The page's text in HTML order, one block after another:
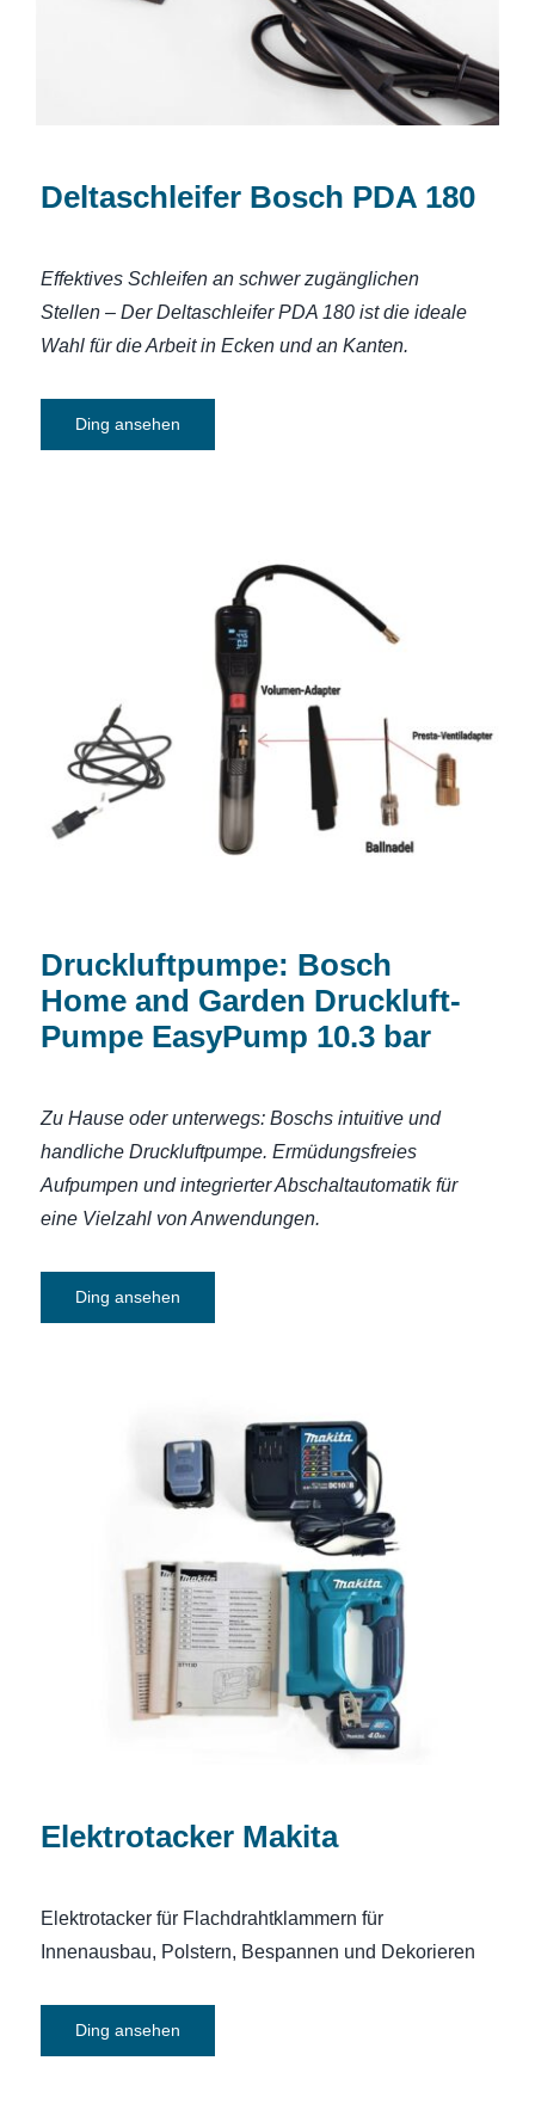
Deltaschleifer Bosch PDA 180
Effektives Schleifen an schwer zugänglichen
Stellen – Der Deltaschleifer PDA 180 ist die ideale
Wahl für die Arbeit in Ecken und an Kanten.
Ding ansehen
Druckluftpumpe: Bosch Home and
Garden Druckluft-Pumpe EasyPump
10.3 bar
Druckluftpumpe: Bosch
Home and Garden Druckluft-
Pumpe EasyPump 10.3 bar
Zu Hause oder unterwegs: Boschs intuitive und
handliche Druckluftpumpe. Ermüdungsfreies
Aufpumpen und integrierter Abschaltautomatik für
eine Vielzahl von Anwendungen.
Ding ansehen
Elektrotacker Makita
Elektrotacker Makita
Elektrotacker für Flachdrahtklammern für
Innenausbau, Polstern, Bespannen und Dekorieren
Ding ansehen